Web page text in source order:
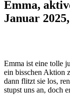
Emma,
Januar
Emma ist eine tolle
ein bisschen Aktion
dann flitzt sie los,
stupst uns an, doch